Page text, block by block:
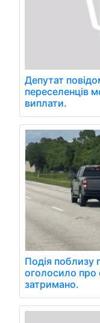
Депутат
переселенців
виплати.
Подія
оголосило про
затримано.